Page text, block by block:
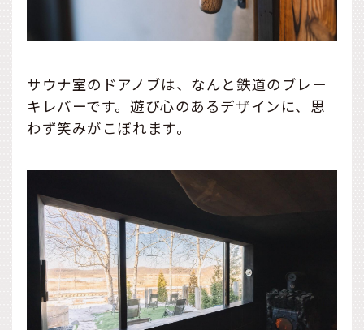
サウナ室のドアノブは、なんと鉄道のブレー
キレバーです。遊び心のあるデザインに、思
わず笑みがこぼれます。